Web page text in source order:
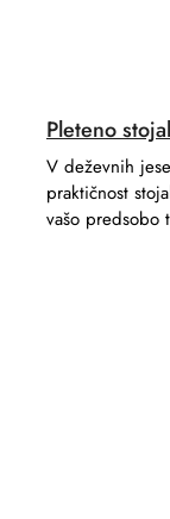
Pleteno
V deževnih
praktičnost
vašo predsobo